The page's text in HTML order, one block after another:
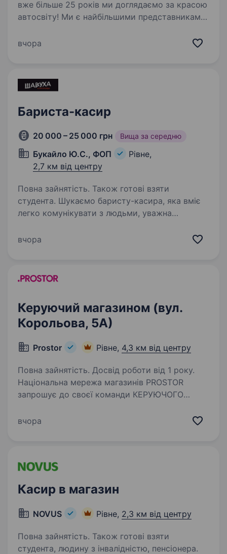
вже більше 25 років ми доглядаємо за красою
автосвіту! Ми є найбільшими представниками
Abrasives, Car System (Vosschemie), Kapci
вчора
Бариста-касир
20 000 – 25 000 грн Вища за середню
Букайло Ю.С., ФОП
Рівне,
2,7 км від центру
Повна зайнятість. Також готові взяти
студента. Шукаємо баристу-касира, яка вміє
легко комунікувати з людьми, уважна
розвиватися. Якщо ти любиш активний темп,
вчора
Керуючий магазином (вул.
Корольова, 5А)
Prostor Рівне, 4,3 км від центру
Повна зайнятість. Досвід роботи від 1 року.
Національна мережа магазинів PROSTOR
запрошує до своєї команди КЕРУЮЧОГО
на керівній посаді, перевага надається досвіду
вчора
Касир в магазин
NOVUS Рівне, 2,3 км від центру
Повна зайнятість. Також готові взяти
студента, людину з інвалідністю, пенсіонера.